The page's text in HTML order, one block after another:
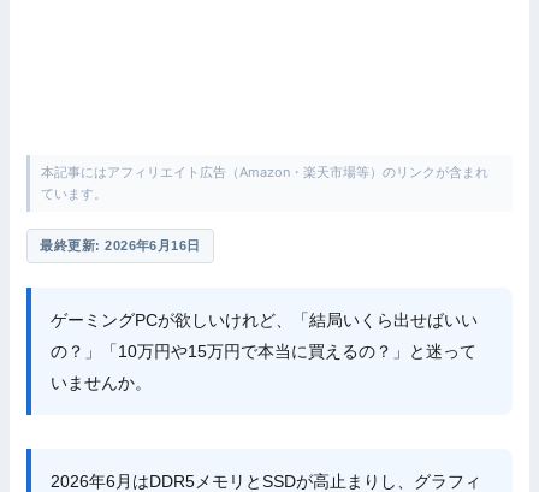
本記事にはアフィリエイト広告（Amazon・楽天市場等）のリンクが含まれ
ています。
最終更新: 2026年6月16日
ゲーミングPCが欲しいけれど、「結局いくら出せばいい
の？」「10万円や15万円で本当に買えるの？」と迷って
いませんか。
2026年6月はDDR5メモリとSSDが高止まりし、グラフィ